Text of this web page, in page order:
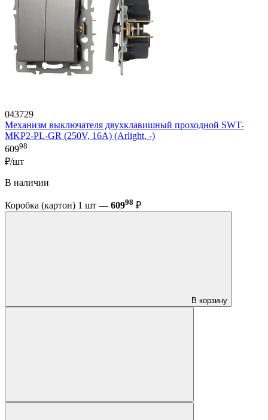
043729
Механизм выключателя двухклавишный проходной SWT-
MKP2-PL-GR (250V, 16A) (Arlight, -)
60998
₽/шт
В наличии
Коробка (картон) 1 шт — 60998 ₽
В корзину